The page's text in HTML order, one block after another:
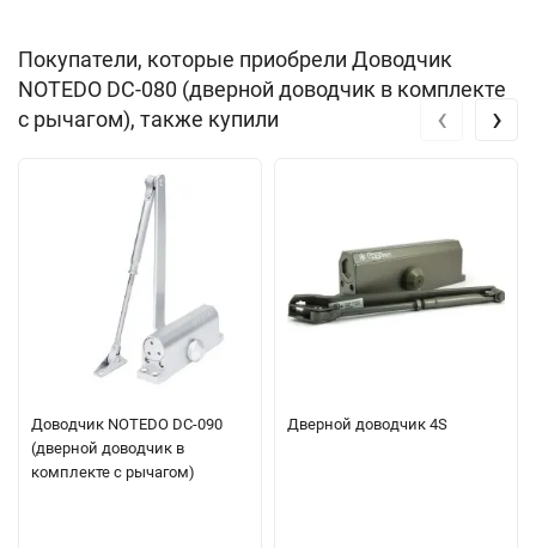
Покупатели, которые приобрели Доводчик
NOTEDO DC-080 (дверной доводчик в комплекте
с рычагом), также купили
Доводчик NOTEDO DC-090
(дверной доводчик в
комплекте с рычагом)
Дверной доводчик 4S
‹ ›